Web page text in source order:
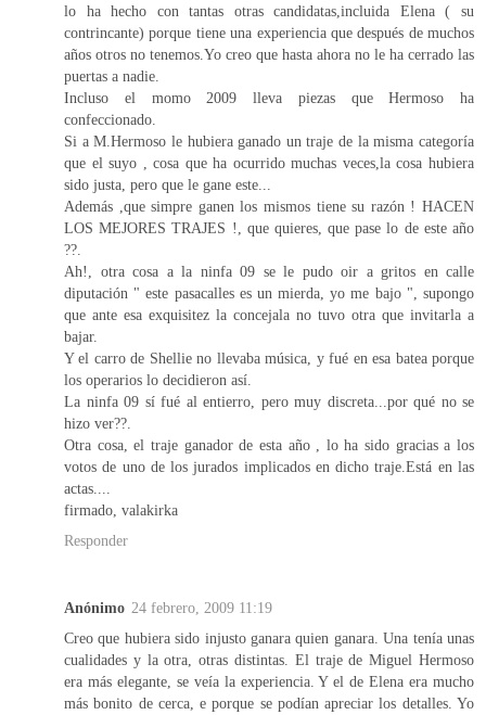
lo ha hecho con tantas otras candidatas,incluida Elena ( su
contrincante) porque tiene una experiencia que después de muchos
años otros no tenemos.Yo creo que hasta ahora no le ha cerrado las
puertas a nadie.
Incluso el momo 2009 lleva piezas que Hermoso ha
confeccionado.
Si a M.Hermoso le hubiera ganado un traje de la misma categoría
que el suyo , cosa que ha ocurrido muchas veces,la cosa hubiera
sido justa, pero que le gane este...
Además ,que simpre ganen los mismos tiene su razón ! HACEN
LOS MEJORES TRAJES !, que quieres, que pase lo de este año
??.
Ah!, otra cosa a la ninfa 09 se le pudo oir a gritos en calle
diputación " este pasacalles es un mierda, yo me bajo ", supongo
que ante esa exquisitez la concejala no tuvo otra que invitarla a
bajar.
Y el carro de Shellie no llevaba música, y fué en esa batea porque
los operarios lo decidieron así.
La ninfa 09 sí fué al entierro, pero muy discreta...por qué no se
hizo ver??.
Otra cosa, el traje ganador de esta año , lo ha sido gracias a los
votos de uno de los jurados implicados en dicho traje.Está en las
actas....
firmado, valakirka
Responder
Anónimo 24 febrero, 2009 11:19
Creo que hubiera sido injusto ganara quien ganara. Una tenía unas
cualidades y la otra, otras distintas. El traje de Miguel Hermoso
era más elegante, se veía la experiencia. Y el de Elena era mucho
más bonito de cerca, e porque se podían apreciar los detalles. Yo